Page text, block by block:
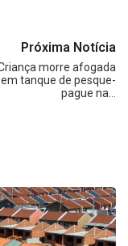
Próxima Notícia
morre afogada
em tanque de pesque-
pague na…